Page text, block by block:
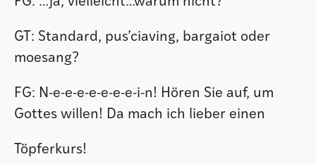
GT: Standard, pus’ciaving, bargaiot oder
moesang?
FG: N-e-e-e-e-e-e-e-i-n! Hören Sie auf, um
Gottes willen! Da mach ich lieber einen
Töpferkurs!